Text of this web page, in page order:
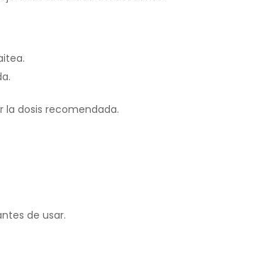
la dosis recomendada.
de usar.